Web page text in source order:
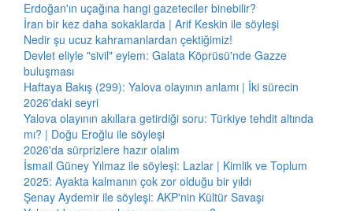
Erdoğan'ın uçağına hangi gazeteciler binebilir?
İran bir kez daha sokaklarda | Arif Keskin ile söyleşi
Nedir şu ucuz kahramanlardan çektiğimiz!
Devlet eliyle "sivil" eylem: Galata Köprüsü'nde Gazze
buluşması
Haftaya Bakış (299): Yalova olayının anlamı | İki sürecin
2026'daki seyri
Yalova olayının akıllara getirdiği soru: Türkiye tehdit altında
mı? | Doğu Eroğlu ile söyleşi
2026'da sürprizlere hazır olalım
İsmail Güney Yılmaz ile söyleşi: Lazlar | Kimlik ve Toplum
2025: Ayakta kalmanın çok zor olduğu bir yıldı
Şenay Aydemir ile söyleşi: AKP'nin Kültür Savaşı